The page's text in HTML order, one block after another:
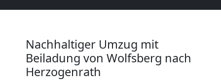
Nachhaltiger Umzug mit
Beiladung von Wolfsberg nach
Herzogenrath
Wolfsberg
Mann